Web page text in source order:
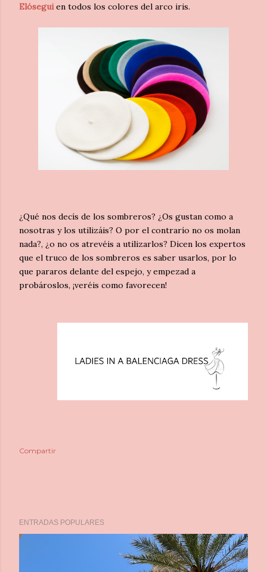
Elóseguien todos los colores del arco iris.
¿Qué nos decís de los sombreros? ¿Os gustan como a
nosotras y los utilizáis? O por el contrarío no os molan
nada?, ¿o no os atrevéis a utilizarlos? Dicen los expertos
que el truco de los sombreros es saber usarlos, por lo
que pararos delante del espejo, y empezad a
probároslos, ¡veréis como favorecen!
Compartir
ENTRADAS POPULARES